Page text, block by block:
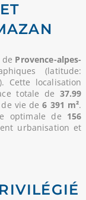
Provence-alpes-
(latitude:
Cette localisation
totale de 37.99
de vie de6 391 m².
optimale de 156
urbanisation et